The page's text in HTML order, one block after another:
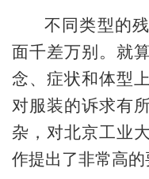
不同类型的
面千差万别。就
念、症状和体型
对服装的诉求有
杂，对北京工业
作提出了非常高的